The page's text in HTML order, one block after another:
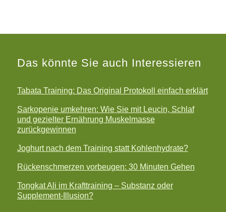
Das könnte Sie auch Interessieren
Tabata Training: Das Original Protokoll einfach erklärt
Sarkopenie umkehren: Wie Sie mit Leucin, Schlaf
und gezielter Ernährung Muskelmasse
zurückgewinnen
Joghurt nach dem Training statt Kohlenhydrate?
Rückenschmerzen vorbeugen: 30 Minuten Gehen
Tongkat Ali im Krafttraining – Substanz oder
Supplement-Illusion?